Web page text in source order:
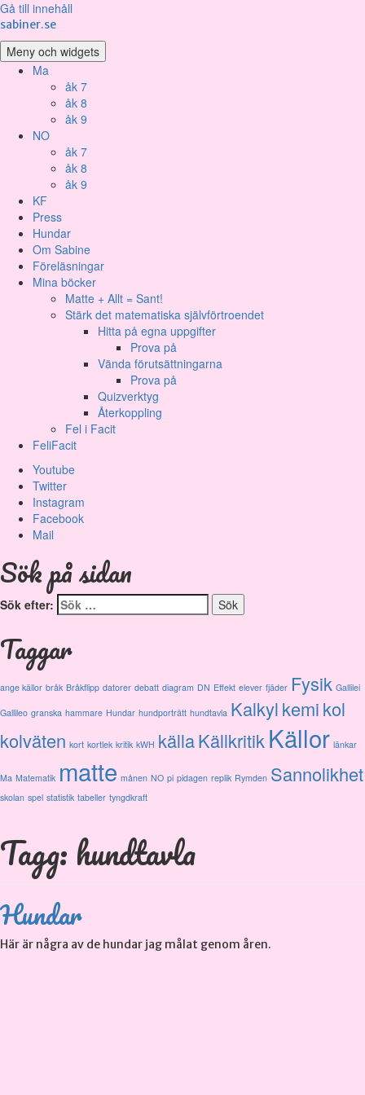
Gå till innehåll
sabiner.se
Meny och widgets
Ma
åk 7
åk 8
åk 9
NO
åk 7
åk 8
åk 9
KF
Press
Hundar
Om Sabine
Föreläsningar
Mina böcker
Matte + Allt = Sant!
Stärk det matematiska självförtroendet
Hitta på egna uppgifter
Prova på
Vända förutsättningarna
Prova på
Quizverktyg
Återkoppling
Fel i Facit
FeliFacit
Youtube
Twitter
Instagram
Facebook
Mail
Sök på sidan
Sök efter:
Taggar
ange källor bråk Bråkflipp datorer debatt diagram DN Effekt elever fjäder Fysik Gallilei
Gallileo granska hammare Hundar hundporträtt hundtavla Kalkylkemikol
kolväten kort kortlek kritik kWH källaKällkritikKällor länkar
Ma Matematik matte månen NO pi pidagen replik Rymden Sannolikhet
skolan spel statistik tabeller tyngdkraft
Tagg: hundtavla
Hundar
Här är några av de hundar jag målat genom åren.